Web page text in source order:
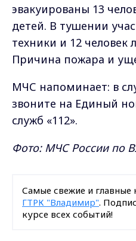
эвакуированы 13
детей. В тушении
техники и 12 человек
Причина пожара и
МЧС напоминает: в
звоните на Единый
служб «112».
Фото: МЧС России по
Самые свежие и главные
ГТРК "Владимир".
курсе всех событий!